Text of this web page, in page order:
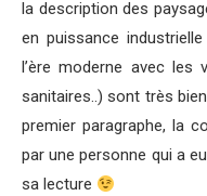
la description des
en puissance
l’ère moderne avec les
sanitaires..) sont très
premier paragraphe, la
par une personne qui a
sa lecture